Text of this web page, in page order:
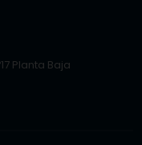
Planta Baja